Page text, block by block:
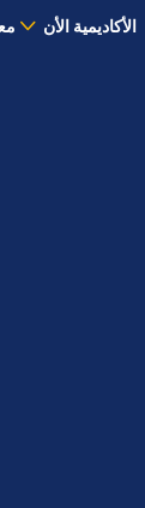
الأكاديمية الأن